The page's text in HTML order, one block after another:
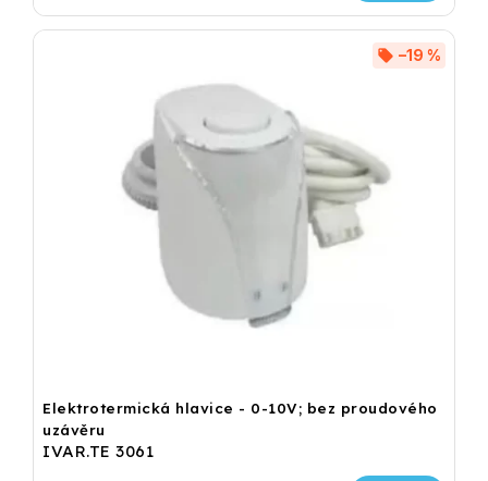
Elektrotermická hlavice - 0-10V; bez proudového
uzávěru
IVAR.TE 3061
–19 %